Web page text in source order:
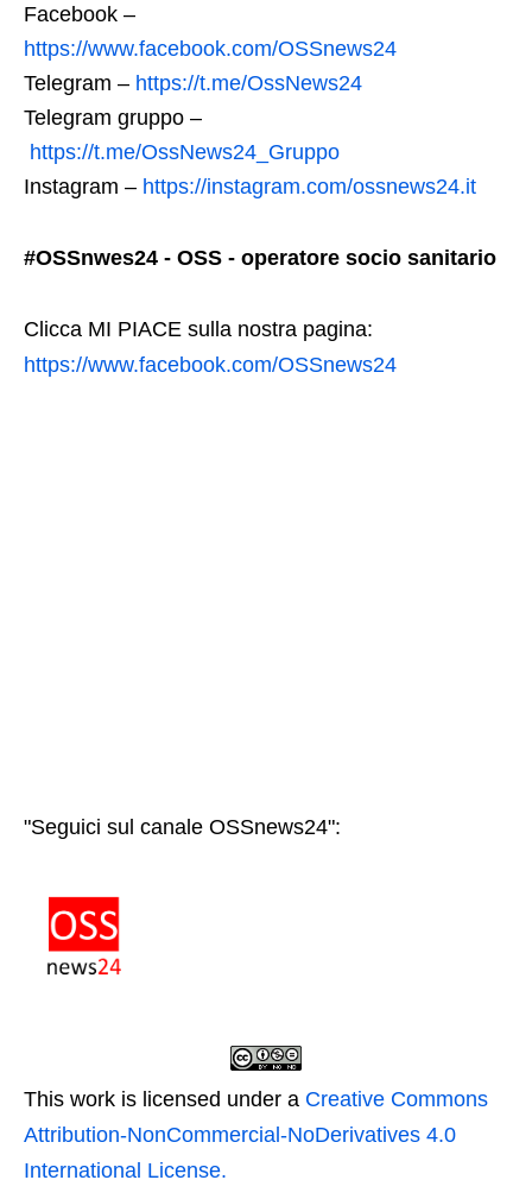
Facebook –
https://www.facebook.com/OSSnews24
Telegram – https://t.me/OssNews24
Telegram gruppo –
https://t.me/OssNews24_Gruppo
Instagram – https://instagram.com/ossnews24.it
#OSSnwes24 - OSS - operatore socio sanitario
Clicca MI PIACE sulla nostra pagina:
https://www.facebook.com/OSSnews24
"Seguici sul canale OSSnews24":
This work is licensed under a Creative Commons
Attribution-NonCommercial-NoDerivatives 4.0
International License.